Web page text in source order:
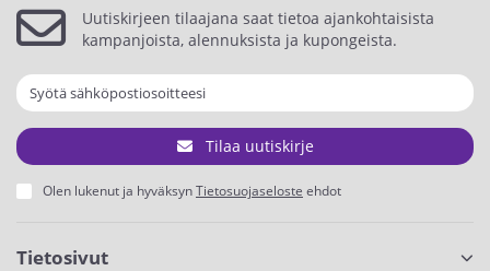
Uutiskirjeen tilaajana saat tietoa ajankohtaisista
kampanjoista, alennuksista ja kupongeista.
Tilaa uutiskirje
Olen lukenut ja hyväksynTietosuojaseloste ehdot
Tietosivut